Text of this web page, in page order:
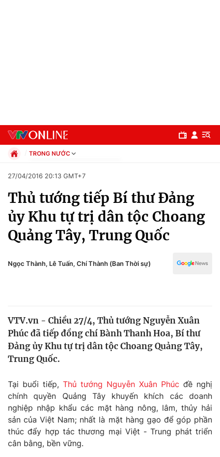
Chuyên mục
Chính trị
Thế giới
Tin tức
Thế giới đó đây
Câu chuyện quốc tế
Kinh tế
Tài chính
Thị trường
Góc doanh nghiệp
Dữ liệu và đời sống
Truyền hình
Phim VTV
TRONG NƯỚC
Xã hội
Pháp luật
Thể thao
Truyền hình
Văn hóa - Giải trí
Đời sống
27/04/2016 20:13 GMT+7
Thủ tướng tiếp Bí thư Đảng
ủy Khu tự trị dân tộc Choang
Quảng Tây, Trung Quốc
Ngọc Thành, Lê Tuấn, Chí Thành (Ban Thời sự)
VTV.vn - Chiều 27/4, Thủ tướng Nguyễn Xuân
Phúc đã tiếp đồng chí Bành Thanh Hoa, Bí thư
Đảng ủy Khu tự trị dân tộc Choang Quảng Tây,
Trung Quốc.
Tại buổi tiếp, Thủ tướng Nguyễn Xuân Phúc đề nghị
chính quyền Quảng Tây khuyến khích các doanh
nghiệp nhập khẩu các mặt hàng nông, lâm, thủy hải
sản của Việt Nam; nhất là mặt hàng gạo để góp phần
thúc đẩy hợp tác thương mại Việt - Trung phát triển
cân bằng, bền vững.